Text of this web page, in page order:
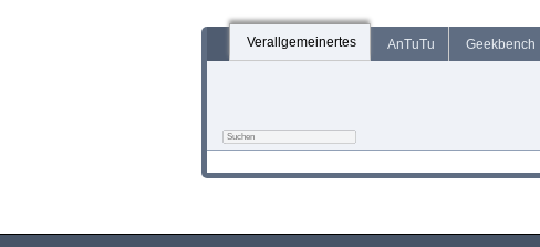
Verallgemeinertes AnTuTu Geekbench